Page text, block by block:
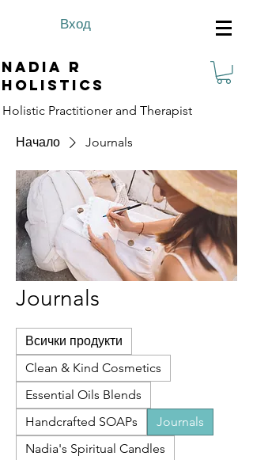
Вход
Nadia R
Holistics
Holistic Practitioner and Therapist
Начало Journals
Journals
Всички продукти
Clean & Kind Cosmetics
Essential Oils Blends
Handcrafted SOAPs
Journals
Nadia's Spiritual Candles